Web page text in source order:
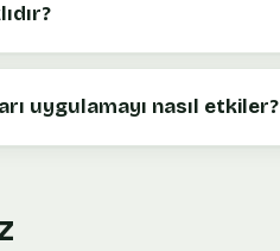
uygulamayı nasıl etkiler?